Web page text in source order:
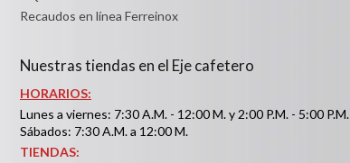
Recaudos en línea Ferreinox
Nuestras tiendas en el Eje cafetero
HORARIOS:
Lunes a viernes: 7:30 A.M. - 12:00 M. y 2:00 P.M. - 5:00 P.M.
Sábados: 7:30 A.M. a 12:00 M.
TIENDAS: